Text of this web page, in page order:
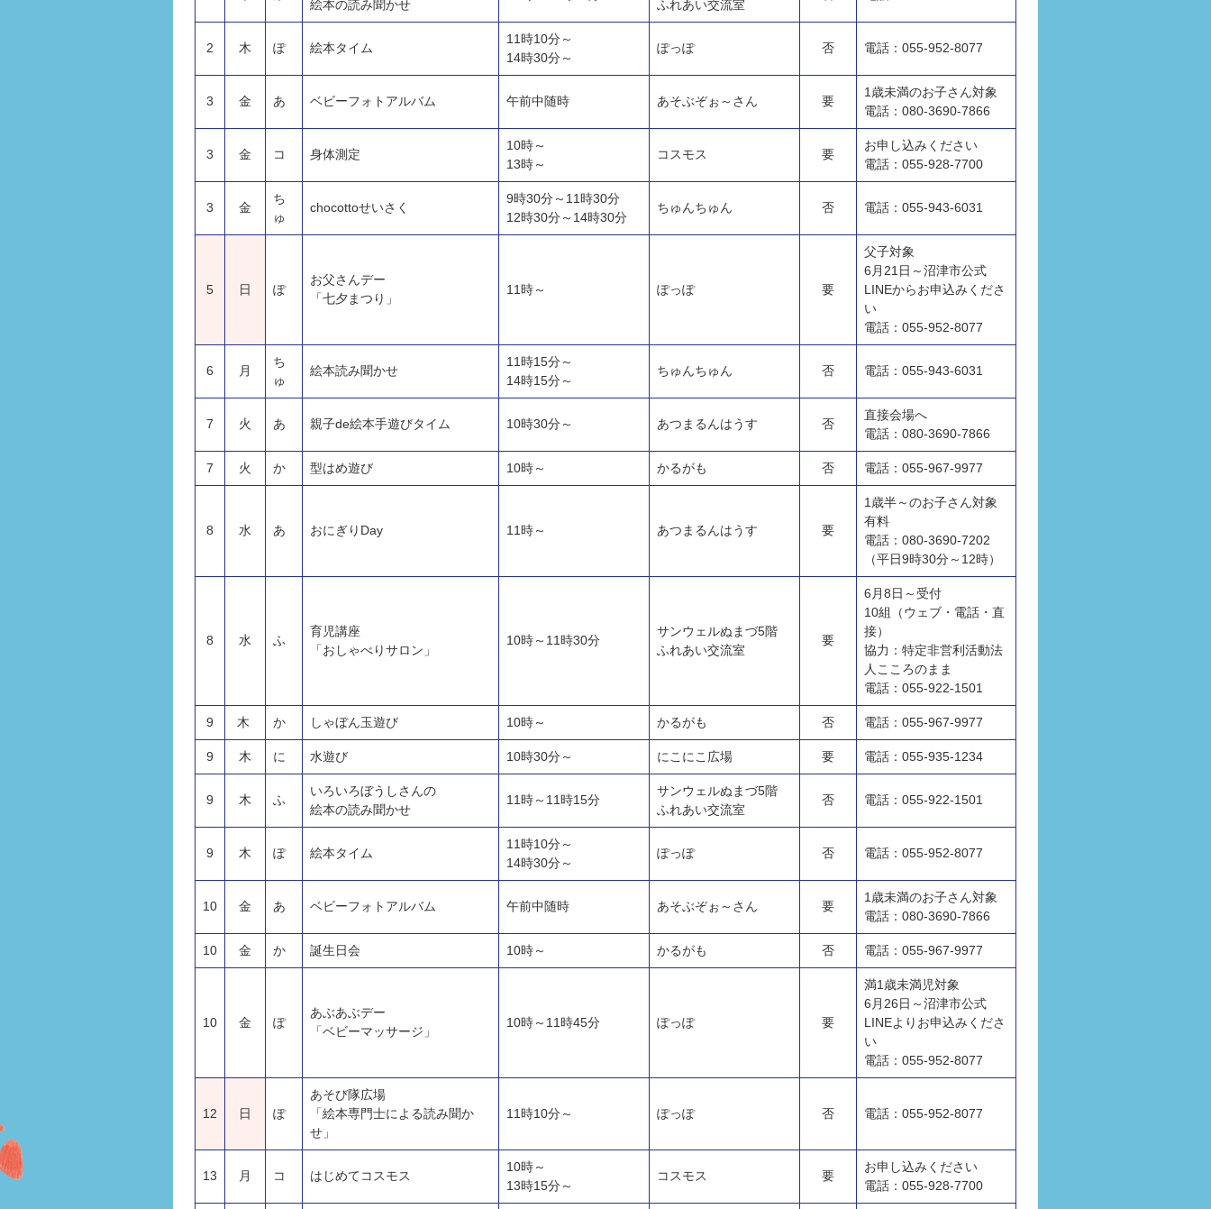
絵本の読み聞かせ
ふれあい交流室
2 木 ぽ 絵本タイム
11時10分～
14時30分～
ぽっぽ 否 電話：055-952-8077
3 金 あ ベビーフォトアルバム 午前中随時 あそぶぞぉ～さん 要
1歳未満のお子さん対象
電話：080-3690-7866
3 金 コ 身体測定
10時～
13時～
コスモス 要
お申し込みください
電話：055-928-7700
3 金
ち
ゅ
chocottoせいさく
9時30分～11時30分
12時30分～14時30分
ちゅんちゅん 否 電話：055-943-6031
5 日 ぽ
お父さんデー
「七夕まつり」
11時～ ぽっぽ 要
父子対象
6月21日～沼津市公式
LINEからお申込みくださ
い
電話：055-952-8077
6 月
ち
ゅ
絵本読み聞かせ
11時15分～
14時15分～
ちゅんちゅん 否 電話：055-943-6031
7 火 あ 親子de絵本手遊びタイム 10時30分～ あつまるんはうす 否
直接会場へ
電話：080-3690-7866
7 火 か 型はめ遊び 10時～ かるがも 否 電話：055-967-9977
8 水 あ おにぎりDay 11時～ あつまるんはうす 要
1歳半～のお子さん対象
有料
電話：080-3690-7202
（平日9時30分～12時）
8 水 ふ
育児講座
「おしゃべりサロン」
10時～11時30分
サンウェルぬまづ5階
ふれあい交流室
要
6月8日～受付
10組（ウェブ・電話・直
接）
協力：特定非営利活動法
人こころのまま
電話：055-922-1501
9 木 か しゃぼん玉遊び 10時～ かるがも 否 電話：055-967-9977
9 木 に 水遊び 10時30分～ にこにこ広場 要 電話：055-935-1234
9 木 ふ
いろいろぼうしさんの
絵本の読み聞かせ
11時～11時15分
サンウェルぬまづ5階
ふれあい交流室
否 電話：055-922-1501
9 木 ぽ 絵本タイム
11時10分～
14時30分～
ぽっぽ 否 電話：055-952-8077
10 金 あ ベビーフォトアルバム 午前中随時 あそぶぞぉ～さん 要
1歳未満のお子さん対象
電話：080-3690-7866
10 金 か 誕生日会 10時～ かるがも 否 電話：055-967-9977
10 金 ぽ
あぶあぶデー
「ベビーマッサージ」
10時～11時45分 ぽっぽ 要
満1歳未満児対象
6月26日～沼津市公式
LINEよりお申込みくださ
い
電話：055-952-8077
12 日 ぽ
あそび隊広場
「絵本専門士による読み聞か
せ」
11時10分～ ぽっぽ 否 電話：055-952-8077
13 月 コ はじめてコスモス
10時～
13時15分～
コスモス 要
お申し込みください
電話：055-928-7700